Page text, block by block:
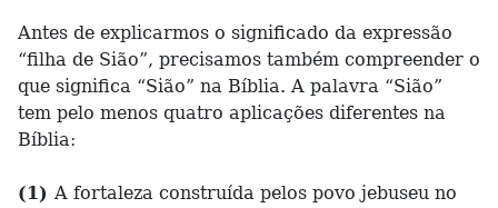
Antes de explicarmos o significado da expressão
“filha de Sião”, precisamos também compreender o
que significa “Sião” na Bíblia. A palavra “Sião”
tem pelo menos quatro aplicações diferentes na
Bíblia:
(1) A fortaleza construída pelos povo jebuseu no